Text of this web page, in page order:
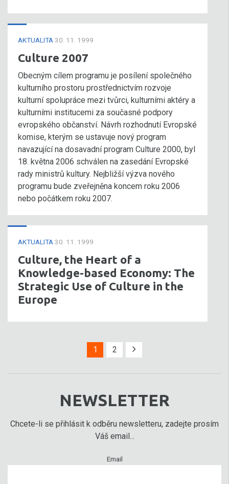
AKTUALITA 30. 11. 1999
Culture 2007
Obecným cílem programu je posílení společného
kulturního prostoru prostřednictvím rozvoje
kulturní spolupráce mezi tvůrci, kulturními aktéry a
kulturními institucemi za současné podpory
evropského občanství. Návrh rozhodnutí Evropské
komise, kterým se ustavuje nový program
navazující na dosavadní program Culture 2000, byl
18. května 2006 schválen na zasedání Evropské
rady ministrů kultury. Nejbližší výzva nového
programu bude zveřejněna koncem roku 2006
nebo počátkem roku 2007.
AKTUALITA 30. 11. 1999
Culture, the Heart of a
Knowledge-based Economy: The
Strategic Use of Culture in the
Europe
1 2
NEWSLETTER
Chcete-li se přihlásit k odběru newsletteru, zadejte prosím
Váš email...
Email